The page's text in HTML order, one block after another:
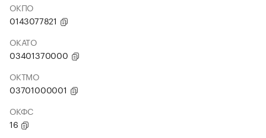
ОКПО
0143077821
ОКАТО
03401370000
ОКТМО
03701000001
ОКФС
16